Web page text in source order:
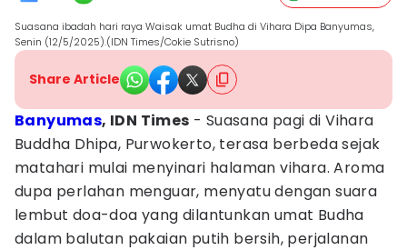
Suasana ibadah hari raya Waisak umat Budha di Vihara Dipa Banyumas,
Senin (12/5/2025).(IDN Times/Cokie Sutrisno)
Share Article
Banyumas, IDN Times - Suasana pagi di Vihara
Buddha Dhipa, Purwokerto, terasa berbeda sejak
matahari mulai menyinari halaman vihara. Aroma
dupa perlahan menguar, menyatu dengan suara
lembut doa-doa yang dilantunkan umat Budha
dalam balutan pakaian putih bersih, perjalanan